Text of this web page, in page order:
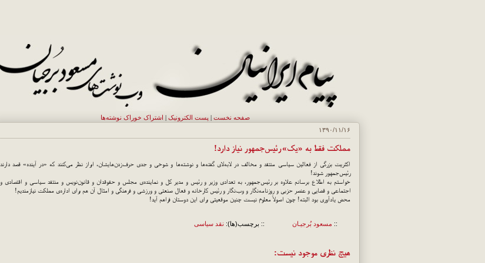
صفحه نخست | پست الکترونيک | اشتراک خوراک نوشته‌ها
۱۳۹۰/۱۱/۱۶
مملکت فقط به «یک» رئیس‌جمهور نیاز دارد!
اکثریت بزرگی از فعالین سیاسی منتقد و مخالف در لابه‌لای گفته‌ها و نوشته‌ها و شوخی و جدی حرف‌زدن‌هایشان، ابراز نظر می‌کنند که «در آینده» قصد دارند
رئیس‌جمهور شوند!
خواستم به اطلاع برسانم علاوه بر رئیس‌جمهور، به تعدادی وزیر و رئیس و مدیر کل و نماینده‌ی مجلس و حقوقدان و قانون‌نویس و منتقد سیاسی و اقتصادی و
اجتماعی و قضایی و عنصر حزبی و روزنامه‌نگار و وب‌نگار و رئیس کارخانه و فعال صنعتی و ورزشی و فرهنگی و امثال آن هم برای اداره‌ی مملکت نیازمندیم!
محض یادآوری بود البته! چون اصولاً معلوم نیست چنین موقعیتی برای این دوستان فراهم آید!
:: مسعود بُرجيـان :: برچسب(ها): نقد سیاسی
هیچ نظری موجود نیست: